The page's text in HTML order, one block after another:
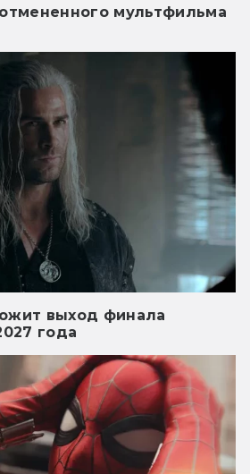
мультфильма
выход финала
года